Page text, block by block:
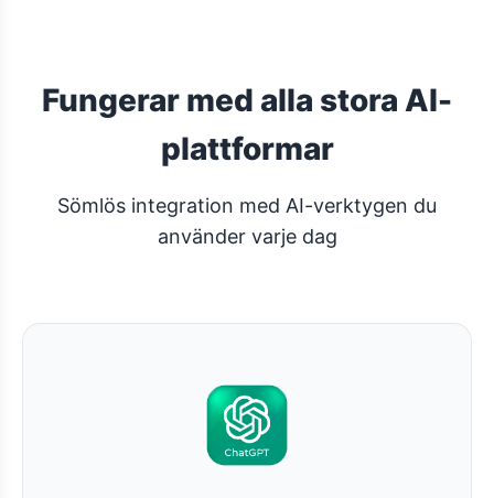
Fungerar med alla stora AI-
plattformar
Sömlös integration med AI-verktygen du
använder varje dag